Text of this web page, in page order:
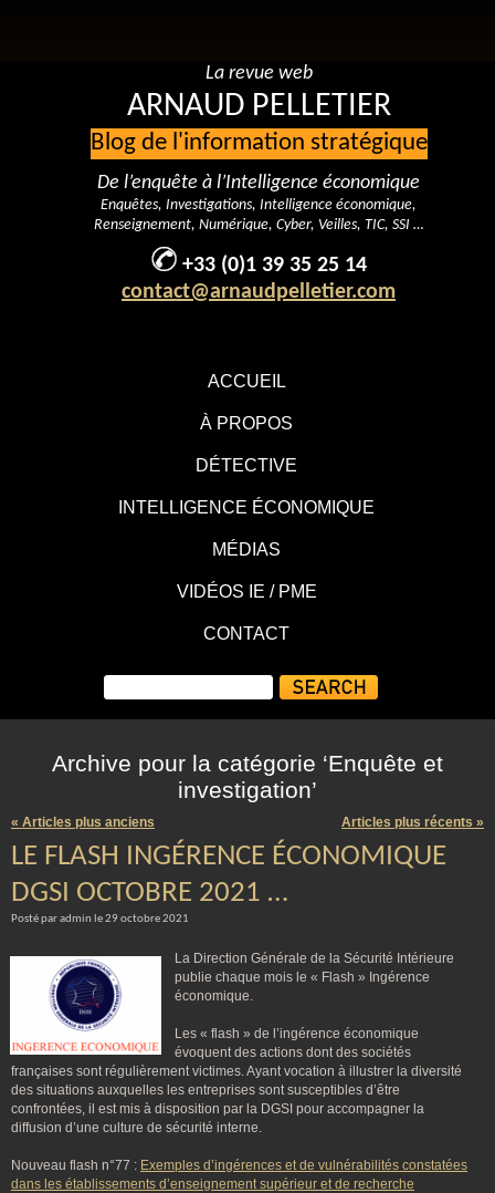
ACCUEIL
À PROPOS
DÉTECTIVE
INTELLIGENCE ÉCONOMIQUE
MÉDIAS
VIDÉOS IE / PME
CONTACT
La revue web
ARNAUD PELLETIER
Blog de l'information stratégique
De l’enquête à l’Intelligence économique
Enquêtes, Investigations, Intelligence économique,
Renseignement, Numérique, Cyber, Veilles, TIC, SSI …
+33 (0)1 39 35 25 14
contact@arnaudpelletier.com
Archive pour la catégorie ‘Enquête et
investigation’
« Articles plus anciens Articles plus récents »
LE FLASH INGÉRENCE ÉCONOMIQUE
DGSI OCTOBRE 2021 …
Posté par admin le 29 octobre 2021
La Direction Générale de la Sécurité Intérieure
publie chaque mois le « Flash » Ingérence
économique.
Les « flash » de l’ingérence économique
évoquent des actions dont des sociétés
françaises sont régulièrement victimes. Ayant vocation à illustrer la diversité
des situations auxquelles les entreprises sont susceptibles d’être
confrontées, il est mis à disposition par la DGSI pour accompagner la
diffusion d’une culture de sécurité interne.
Nouveau flash n°77 : Exemples d’ingérences et de vulnérabilités constatées
dans les établissements d’enseignement supérieur et de recherche